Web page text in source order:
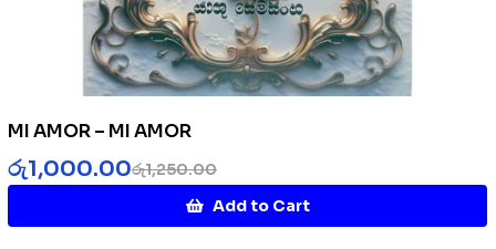
MI AMOR – MI AMOR
රු1,250.00
රු1,000.00
Add to Cart